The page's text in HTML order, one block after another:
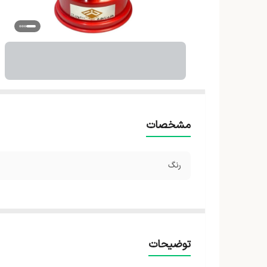
مشخصات
رنگ
توضیحات